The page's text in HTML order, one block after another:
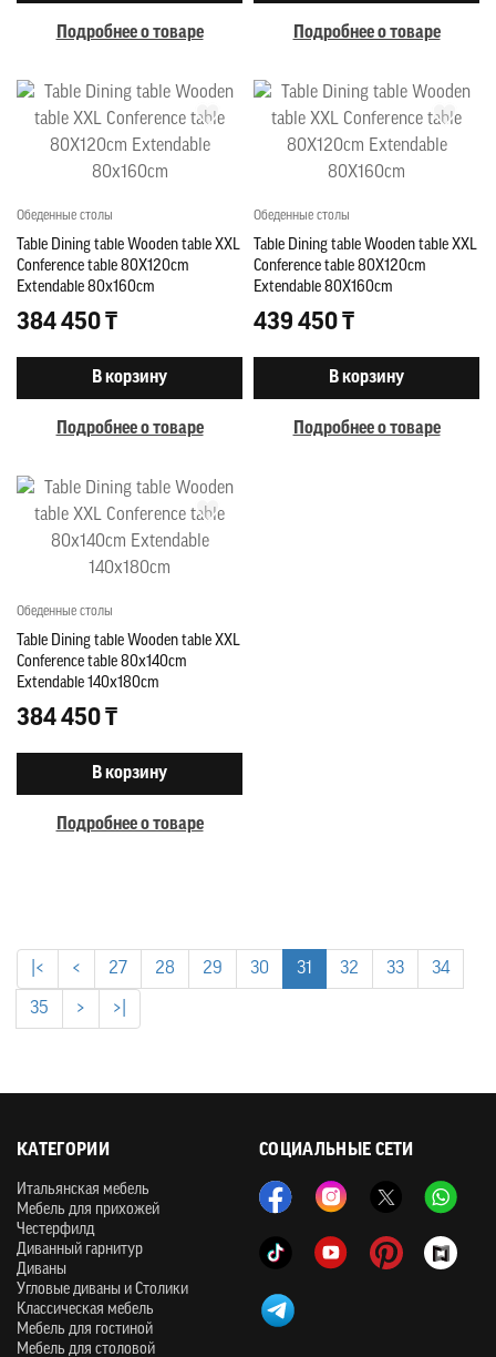
Подробнее о товаре Подробнее о товаре
Обеденные столы
Table Dining table Wooden table XXL
Conference table 80X120cm
Extendable 80x160cm
384 450 ₸
В корзину
Подробнее о товаре
Обеденные столы
Table Dining table Wooden table XXL
Conference table 80X120cm
Extendable 80X160cm
439 450 ₸
В корзину
Подробнее о товаре
Обеденные столы
Table Dining table Wooden table XXL
Conference table 80x140cm
Extendable 140x180cm
384 450 ₸
В корзину
Подробнее о товаре
|< < 27 28 29 30 31 32 33 34
35 > >|
СОЦИАЛЬНЫЕ СЕТИ
КАТЕГОРИИ
Итальянская мебель
Мебель для прихожей
Честерфилд
Диванный гарнитур
Диваны
Угловые диваны и Столики
Классическая мебель
Мебель для гостиной
Мебель для столовой